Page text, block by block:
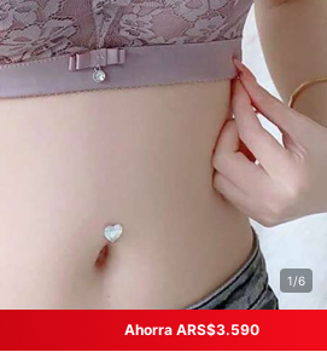
1/6
Ahorra ARS$3.590